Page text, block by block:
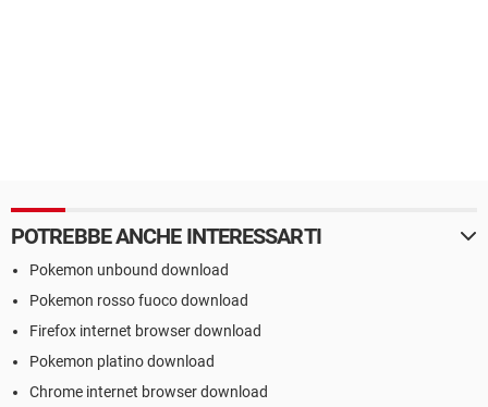
POTREBBE ANCHE INTERESSARTI
Pokemon unbound download
Pokemon rosso fuoco download
Firefox internet browser download
Pokemon platino download
Chrome internet browser download